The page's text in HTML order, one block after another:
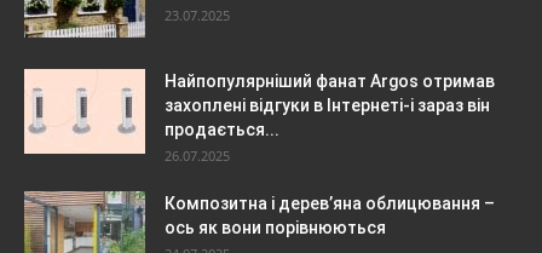
23.07.2025
Найпопулярніший фанат Argos отримав
захоплені відгуки в Інтернеті-і зараз він
продається...
26.07.2025
Композитна і дерев’яна облицювання –
ось як вони порівнюються